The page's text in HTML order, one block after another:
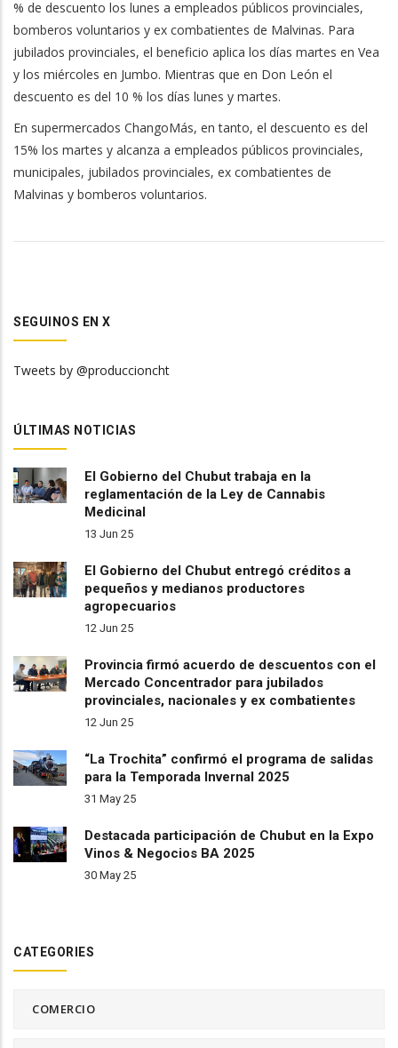
% de descuento los lunes a empleados públicos provinciales,
bomberos voluntarios y ex combatientes de Malvinas. Para
jubilados provinciales, el beneficio aplica los días martes en Vea
y los miércoles en Jumbo. Mientras que en Don León el
descuento es del 10 % los días lunes y martes.
En supermercados ChangoMás, en tanto, el descuento es del
15% los martes y alcanza a empleados públicos provinciales,
municipales, jubilados provinciales, ex combatientes de
Malvinas y bomberos voluntarios.
SEGUINOS EN X
Tweets by @produccioncht
ÚLTIMAS NOTICIAS
El Gobierno del Chubut trabaja en la
reglamentación de la Ley de Cannabis
Medicinal
13 Jun 25
El Gobierno del Chubut entregó créditos a
pequeños y medianos productores
agropecuarios
12 Jun 25
Provincia firmó acuerdo de descuentos con el
Mercado Concentrador para jubilados
provinciales, nacionales y ex combatientes
12 Jun 25
“La Trochita” confirmó el programa de salidas
para la Temporada Invernal 2025
31 May 25
Destacada participación de Chubut en la Expo
Vinos & Negocios BA 2025
30 May 25
CATEGORIES
COMERCIO